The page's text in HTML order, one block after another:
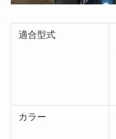
適合型式
カラー